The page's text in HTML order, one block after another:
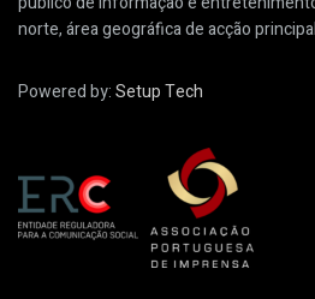
norte, área geográfica de acção
Powered by:Setup Tech